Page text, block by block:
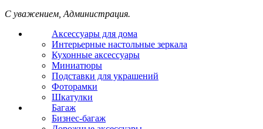
С уважением, Администрация.
Аксессуары для дома
Интерьерные настольные зеркала
Кухонные аксессуары
Миниатюры
Подставки для украшений
Фоторамки
Шкатулки
Багаж
Бизнес-багаж